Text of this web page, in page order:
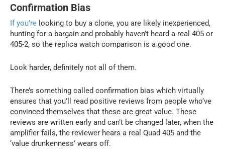
Confirmation Bias
If you’re looking to buy a clone, you are likely inexperienced,
hunting for a bargain and probably haven’t heard a real 405 or
405-2, so the replica watch comparison is a good one.
Look harder, definitely not all of them.
There’s something called confirmation bias which virtually
ensures that you’ll read positive reviews from people who’ve
convinced themselves that these are great value. These
reviews are written early and can’t be changed later, when the
amplifier fails, the reviewer hears a real Quad 405 and the
‘value drunkenness’ wears off.